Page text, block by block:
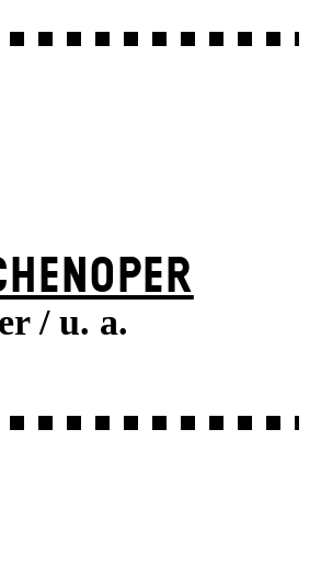
/ u. a.